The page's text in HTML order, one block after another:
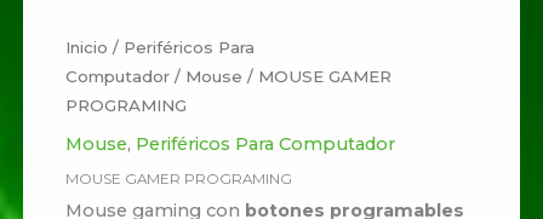
Inicio / Periféricos Para
Computador / Mouse / MOUSE GAMER
PROGRAMING
Mouse, Periféricos Para Computador
MOUSE GAMER PROGRAMING
Mouse gaming con botones programables